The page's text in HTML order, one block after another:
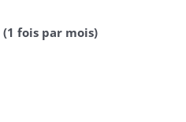
(1 fois par mois)